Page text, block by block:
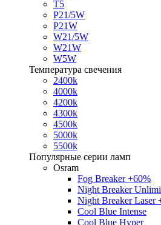
T5
P21/5W
P21W
W21/5W
W21W
W5W
Температура свечения
2400k
4000k
4200k
4300k
4500k
5000k
5500k
Популярные серии ламп
Osram
Fog Breaker +60%
Night Breaker
Night Breaker Laser
Cool Blue Intense
Cool Blue Hyper